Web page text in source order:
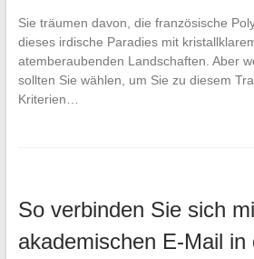
Sie träumen davon, die französische
dieses irdische Paradies mit
atemberaubenden Landschaften. Aber
sollten Sie wählen, um Sie zu diesem
Kriterien…
So verbinden Sie sich
akademischen E-Mail in